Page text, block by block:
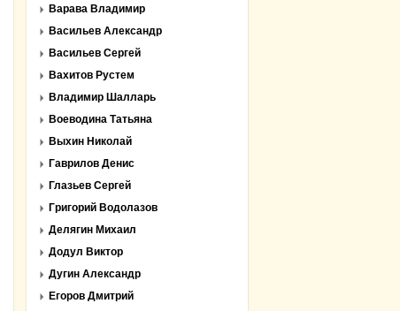
Варава Владимир
Васильев Александр
Васильев Сергей
Вахитов Рустем
Владимир Шалларь
Воеводина Татьяна
Выхин Николай
Гаврилов Денис
Глазьев Сергей
Григорий Водолазов
Делягин Михаил
Додул Виктор
Дугин Александр
Егоров Дмитрий